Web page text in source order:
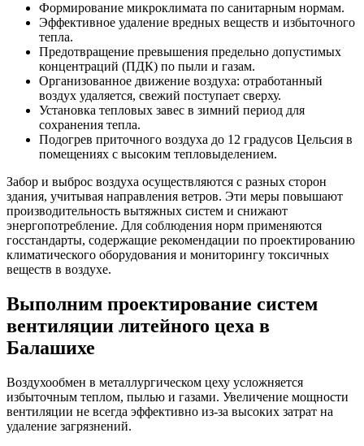
Формирование микроклимата по санитарным нормам.
Эффективное удаление вредных веществ и избыточного
тепла.
Предотвращение превышения предельно допустимых
концентраций (ПДК) по пыли и газам.
Организованное движение воздуха: отработанный
воздух удаляется, свежий поступает сверху.
Установка тепловых завес в зимний период для
сохранения тепла.
Подогрев приточного воздуха до 12 градусов Цельсия в
помещениях с высоким тепловыделением.
Забор и выброс воздуха осуществляются с разных сторон
здания, учитывая направления ветров. Эти меры повышают
производительность вытяжных систем и снижают
энергопотребление. Для соблюдения норм применяются
госстандарты, содержащие рекомендации по проектированию
климатического оборудования и мониторингу токсичных
веществ в воздухе.
Выполним проектирование систем
вентиляции литейного цеха в
Балашихе
Воздухообмен в металлургическом цеху усложняется
избыточным теплом, пылью и газами. Увеличение мощности
вентиляции не всегда эффективно из-за высоких затрат на
удаление загрязнений.